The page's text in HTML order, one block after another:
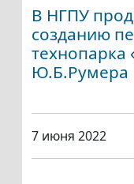
В НГПУ
созданию
технопарка
Ю.Б.Румера
7 июня 2022